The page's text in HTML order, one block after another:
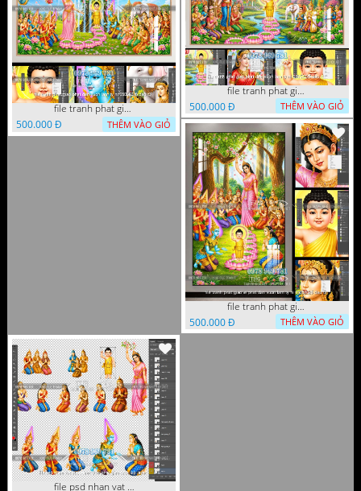
file tranh phat giao phat dan vuon lam ty ni 05052026 dao t3
500.000 Đ
THÊM VÀO GIỎ
file tranh phat giao phat dan vuon lam ty ni 05052026 dao t1
500.000 Đ
THÊM VÀO GIỎ
file tranh phat giao le phat dan vuon lam ty ni 05052026 dao t2
500.000 Đ
THÊM VÀO GIỎ
file psd nhan vat vuon lam ty ni phat giao tach lop layer